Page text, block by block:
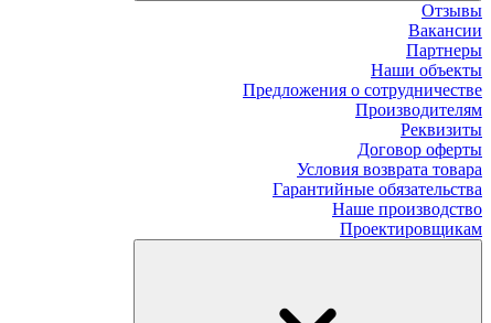
Отзывы
Вакансии
Партнеры
Наши объекты
Предложения о сотрудничестве
Производителям
Реквизиты
Договор оферты
Условия возврата товара
Гарантийные обязательства
Наше производство
Проектировщикам